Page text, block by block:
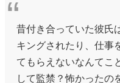
昔付き合っていた彼氏
キングされたり、仕事
てもらえないなんてこ
して監禁？怖かったの